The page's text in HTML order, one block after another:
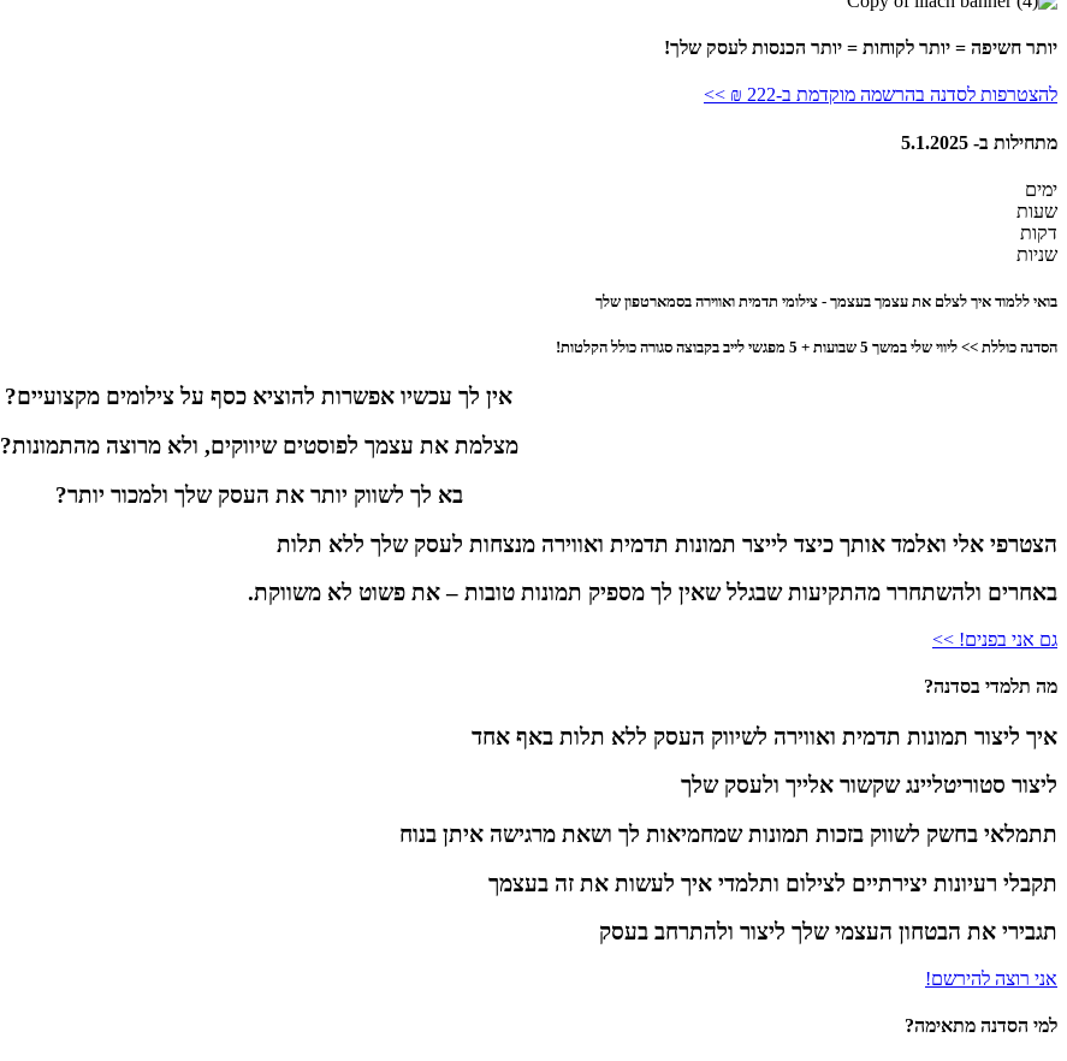
יותר חשיפה = יותר לקוחות = יותר הכנסות לעסק שלך!
להצטרפות לסדנה בהרשמה מוקדמת ב-222 ₪ >>
מתחילות ב- 5.1.2025
ימים
שעות
דקות
שניות
בואי ללמוד איך לצלם את עצמך בעצמך - צילומי תדמית ואווירה בסמארטפון שלך
הסדנה כוללת >> ליווי שלי במשך 5 שבועות + 5 מפגשי לייב בקבוצה סגורה כולל הקלטות!
אין לך עכשיו אפשרות להוציא כסף על צילומים מקצועיים?
מצלמת את עצמך לפוסטים שיווקים, ולא מרוצה מהתמונות?
בא לך לשווק יותר את העסק שלך ולמכור יותר?
הצטרפי אלי ואלמד אותך כיצד לייצר תמונות תדמית ואווירה מנצחות לעסק שלך ללא תלות
באחרים ולהשתחרר מהתקיעות שבגלל שאין לך מספיק תמונות טובות – את פשוט לא משווקת.
גם אני בפנים! >>
מה תלמדי בסדנה?
איך ליצור תמונות תדמית ואווירה לשיווק העסק ללא תלות באף אחד
ליצור סטוריטליינג שקשור אלייך ולעסק שלך
תתמלאי בחשק לשווק בזכות תמונות שמחמיאות לך ושאת מרגישה איתן בנוח
תקבלי רעיונות יצירתיים לצילום ותלמדי איך לעשות את זה בעצמך
תגבירי את הבטחון העצמי שלך ליצור ולהתרחב בעסק
אני רוצה להירשם!
למי הסדנה מתאימה?